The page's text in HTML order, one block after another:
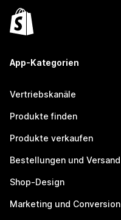
App-Kategorien
Vertriebskanäle
Produkte finden
Produkte verkaufen
Bestellungen und Versand
Shop-Design
Marketing und Conversion